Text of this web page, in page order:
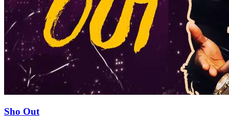
Sho Out